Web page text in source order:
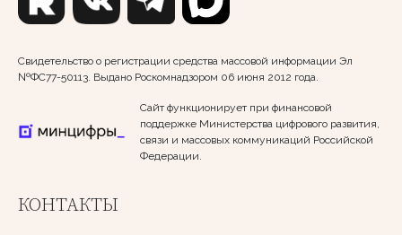
Свидетельство о регистрации средства массовой информации Эл
№ФС77-50113. Выдано Роскомнадзором 06 июня 2012 года.
Сайт функционирует при финансовой
поддержке Министерства цифрового развития,
связи и массовых коммуникаций Российской
Федерации.
КОНТАКТЫ